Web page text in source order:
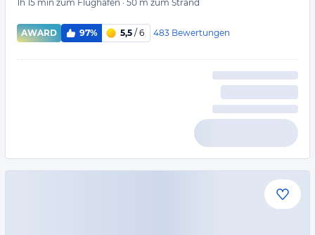
1h 15 min zum Flughafen · 50 m zum Strand
AWARD 97% 5,5 / 6 483 Bewertungen